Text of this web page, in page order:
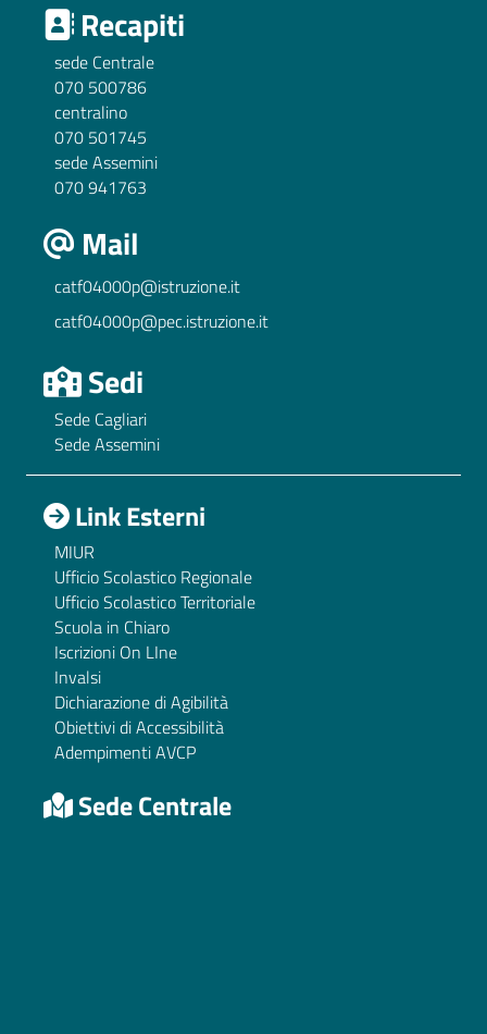
Recapiti
sede Centrale
070 500786
centralino
070 501745
sede Assemini
070 941763
Mail
catf04000p@istruzione.it
catf04000p@pec.istruzione.it
Sedi
Sede Cagliari
Sede Assemini
Link Esterni
MIUR
Ufficio Scolastico Regionale
Ufficio Scolastico Territoriale
Scuola in Chiaro
Iscrizioni On LIne
Invalsi
Dichiarazione di Agibilità
Obiettivi di Accessibilità
Adempimenti AVCP
Sede Centrale